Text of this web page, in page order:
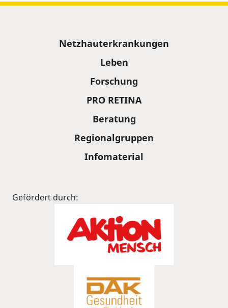
Netzhauterkrankungen
Leben
Forschung
PRO RETINA
Beratung
Regionalgruppen
Infomaterial
Gefördert durch: